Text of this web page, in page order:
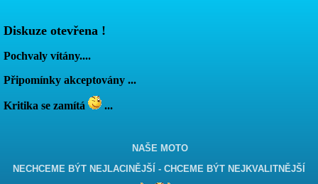
Diskuze otevřena !
Pochvaly vítány....
Připomínky akceptovány ...
Kritika se zamítá ...
NAŠE MOTO
NECHCEME BÝT NEJLACINĚJŠÍ - CHCEME BÝT NEJKVALITNĚJŠÍ